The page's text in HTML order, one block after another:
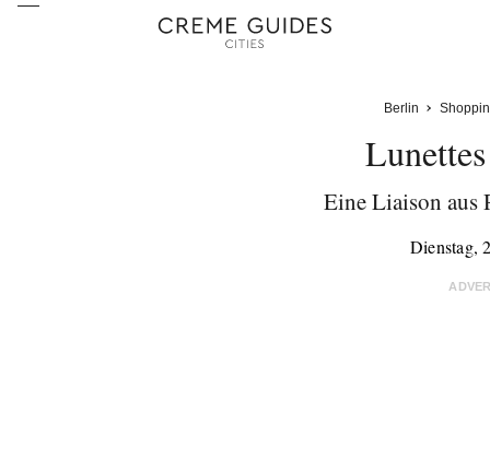
Berlin
Eine Liaison aus
Dienstag,